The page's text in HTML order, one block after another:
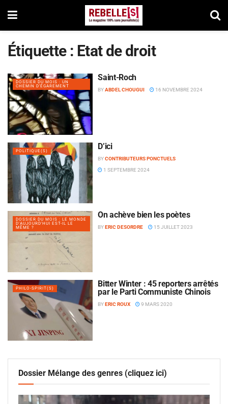
Étiquette : Etat de droit
DOSSIER DU MOIS : UN
CHEMIN D'ÉGAREMENT
Saint-Roch
BYABDEL CHOUGUI 16 NOVEMBRE 2024
POLITIQUE(S) D’ici
BYCONTRIBUTEURS PONCTUELS
1 SEPTEMBRE 2024
DOSSIER DU MOIS : LE MONDE
D'AUJOURD'HUI EST-IL LE
MÊME ?
On achève bien les poètes
BYERIC DESORDRE 15 JUILLET 2023
PHILO-SPIRIT(S)
Bitter Winter : 45 reporters arrêtés
par le Parti Communiste Chinois
BYERIC ROUX 9 MARS 2020
Dossier Mélange des genres (cliquez ici)